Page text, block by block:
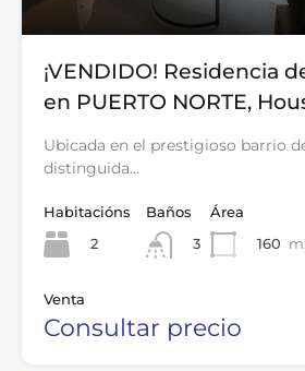
¡VENDIDO! Residencia
en PUERTO NORTE,
Ubicada en el prestigioso barrio
distinguida…
Habitacións
2
Baños
3
Área
160
Venta
Consultar precio